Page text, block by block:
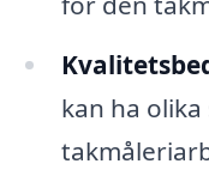
kan ha